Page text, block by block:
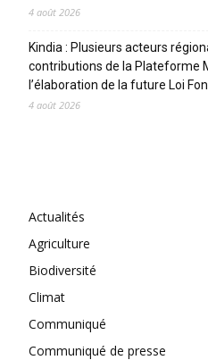
4 août 2026
Kindia : Plusieurs acteurs
contributions de la Plateforme
l’élaboration de la future Loi
4 août 2026
Actualités
Agriculture
Biodiversité
Climat
Communiqué
Communiqué de presse